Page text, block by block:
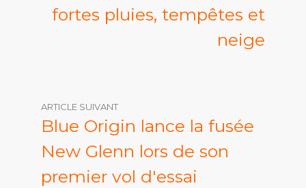
fortes pluies, tempêtes et
neige
ARTICLE SUIVANT
Blue Origin lance la fusée
New Glenn lors de son
premier vol d'essai